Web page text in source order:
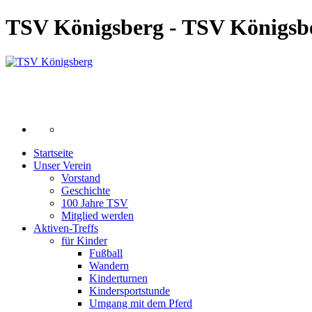
TSV Königsberg - TSV
Startseite
Unser Verein
Vorstand
Geschichte
100 Jahre TSV
Mitglied werden
Aktiven-Treffs
für Kinder
Fußball
Wandern
Kinderturnen
Kindersportstunde
Umgang mit dem Pferd